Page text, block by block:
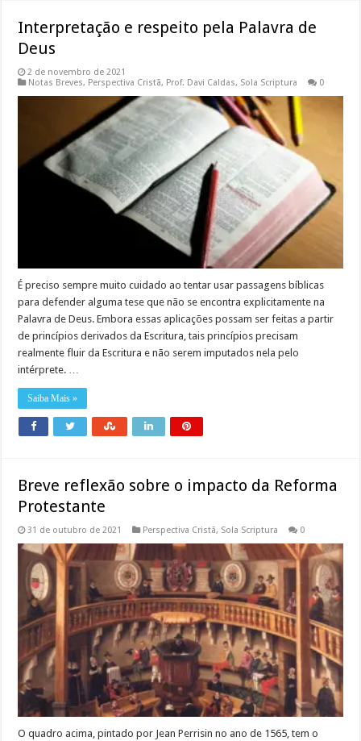
Interpretação e respeito pela Palavra de
Deus
2 de novembro de 2021
Notas Breves, Perspectiva Cristã, Prof. Davi Caldas, Sola Scriptura 0
É preciso sempre muito cuidado ao tentar usar passagens bíblicas
para defender alguma tese que não se encontra explicitamente na
Palavra de Deus. Embora essas aplicações possam ser feitas a partir
de princípios derivados da Escritura, tais princípios precisam
realmente fluir da Escritura e não serem imputados nela pelo
intérprete. …
Saiba Mais »
Breve reflexão sobre o impacto da Reforma
Protestante
31 de outubro de 2021 Perspectiva Cristã, Sola Scriptura 0
O quadro acima, pintado por Jean Perrisin no ano de 1565, tem o